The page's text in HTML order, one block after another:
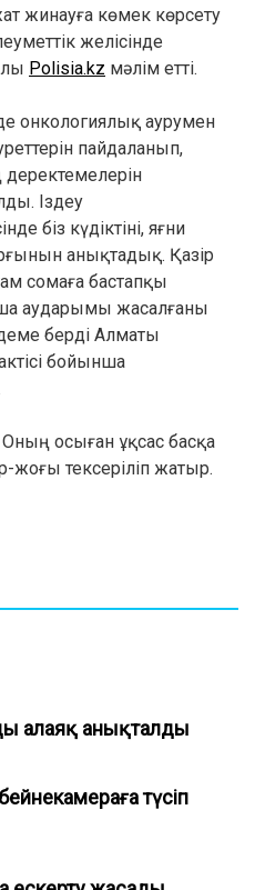
жинауға көмек көрсету
желісінде
Polisia.kz мәлім етті.
онкологиялық аурумен
пайдаланып,
Іздеу
біз күдіктіні, яғни
анықтадық. Қазір
сомаға бастапқы
аударымы жасалғаны
берді Алматы
бойынша
осыған ұқсас басқа
тексеріліп жатыр.
алаяқ анықталды
түсіп